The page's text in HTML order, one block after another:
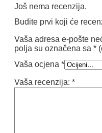
Još nema recenzija.
Budite prvi koji će
Vaša adresa e-pošte
polja su označena sa *
Vaša ocjena *
Vaša recenzija: *